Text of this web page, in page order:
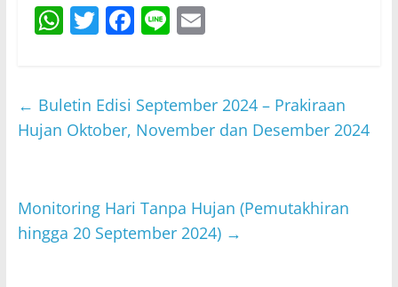
W
s
A
T
er
F
e
b
k
Li E
l
← Buletin Edisi September 2024 – Prakiraan
Hujan Oktober, November dan Desember 2024
Monitoring Hari Tanpa Hujan (Pemutakhiran
hingga 20 September 2024) →